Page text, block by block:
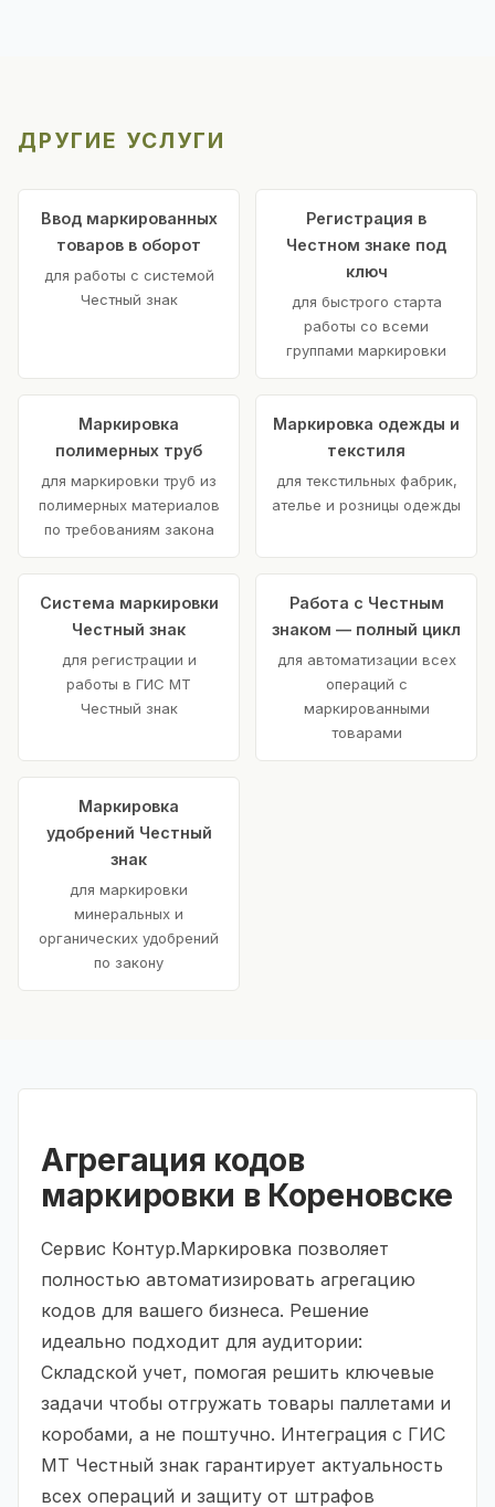
ДРУГИЕ УСЛУГИ
Ввод маркированных
товаров в оборот
для работы с системой
Честный знак
Регистрация в
Честном знаке под
ключ
для быстрого старта
работы со всеми
группами маркировки
Маркировка
полимерных труб
для маркировки труб из
полимерных материалов
по требованиям закона
Маркировка одежды и
текстиля
для текстильных фабрик,
ателье и розницы одежды
Система маркировки
Честный знак
для регистрации и
работы в ГИС МТ
Честный знак
Работа с Честным
знаком — полный цикл
для автоматизации всех
операций с
маркированными
товарами
Маркировка
удобрений Честный
знак
для маркировки
минеральных и
органических удобрений
по закону
Агрегация кодов
маркировки в Кореновске
Сервис Контур.Маркировка позволяет
полностью автоматизировать агрегацию
кодов для вашего бизнеса. Решение
идеально подходит для аудитории:
Складской учет, помогая решить ключевые
задачи чтобы отгружать товары паллетами и
коробами, а не поштучно. Интеграция с ГИС
МТ Честный знак гарантирует актуальность
всех операций и защиту от штрафов